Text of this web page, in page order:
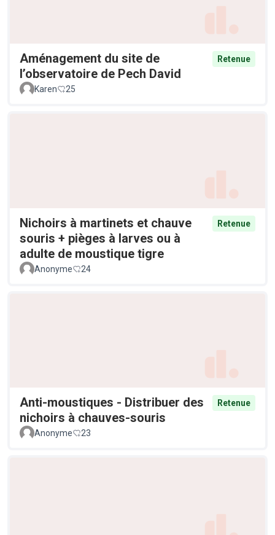
Aménagement du site de
l’observatoire de Pech David
Retenue
Karen 25
Nichoirs à martinets et chauve
souris + pièges à larves ou à
adulte de moustique tigre
Retenue
Anonyme 24
Anti-moustiques - Distribuer des
nichoirs à chauves-souris
Retenue
Anonyme 23